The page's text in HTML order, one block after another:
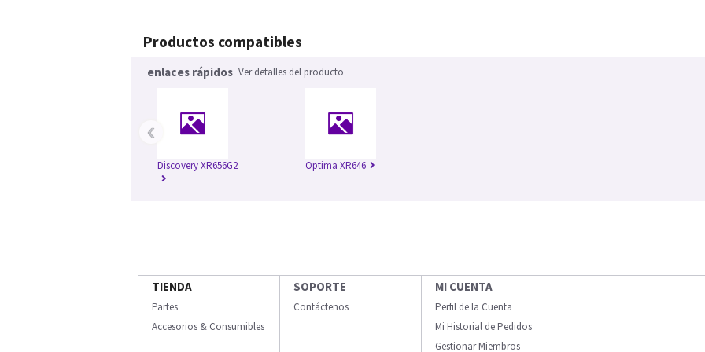
Productos compatibles
enlaces rápidos Ver detalles del producto
Discovery XR656G2 Optima XR646
‹
TIENDA
Partes
Accesorios & Consumibles
SOPORTE
Contáctenos
MI CUENTA
Perfil de la Cuenta
Mi Historial de Pedidos
Gestionar Miembros